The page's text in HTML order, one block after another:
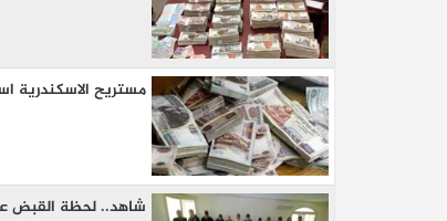
مستريح الاسكندرية
شاهد.. لحظة القبض